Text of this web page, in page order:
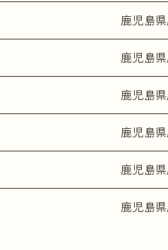
鹿児島
鹿児島
鹿児島
鹿児島
鹿児島
鹿児島